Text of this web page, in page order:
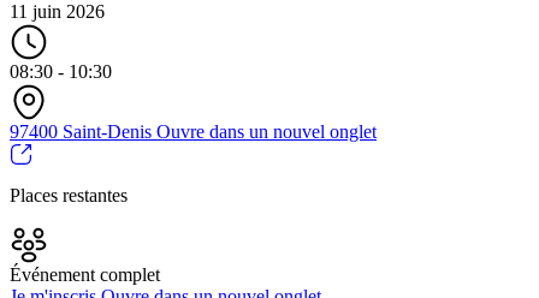
11 juin 2026
08:30 - 10:30
97400 Saint-Denis Ouvre dans un nouvel onglet
Places restantes
Événement complet